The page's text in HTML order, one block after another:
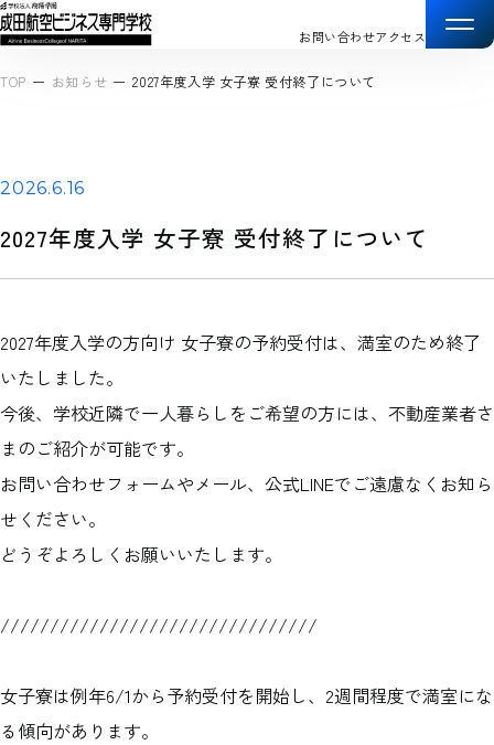
お問い合わせアクセス
TOP お知らせ 2027年度入学 女子寮 受付終了について
2026.6.16
2027年度入学 女子寮 受付終了について
2027年度入学の方向け 女子寮の予約受付は、満室のため終了
いたしました。
今後、学校近隣で一人暮らしをご希望の方には、不動産業者さ
まのご紹介が可能です。
お問い合わせフォームやメール、公式LINEでご遠慮なくお知ら
せください。
どうぞよろしくお願いいたします。
////////////////////////////////
女子寮は例年6/1から予約受付を開始し、2週間程度で満室にな
る傾向があります。